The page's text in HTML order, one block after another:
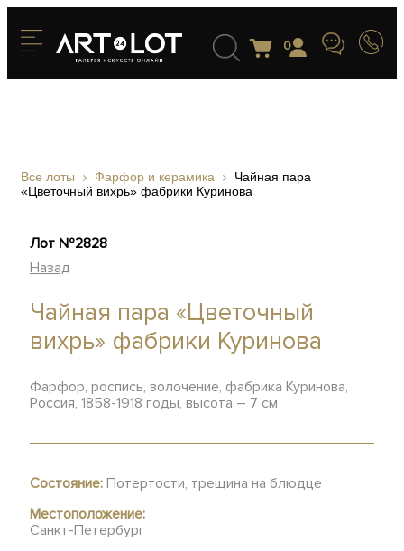
0
Все лоты Фарфор и керамика
Чайная пара
«Цветочный вихрь» фабрики Куринова
Лот №2828
Назад
Чайная пара «Цветочный
вихрь» фабрики Куринова
Фарфор, роспись, золочение, фабрика Куринова,
Россия, 1858-1918 годы, высота – 7 см
Состояние: Потертости, трещина на блюдце
Местоположение:
Санкт-Петербург